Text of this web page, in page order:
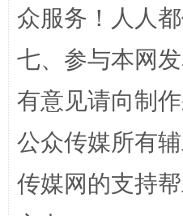
众服务！人人都
七、参与本网
有意见请向制
公众传媒所有
传媒网的支持